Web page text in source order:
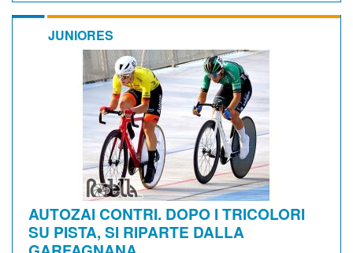
JUNIORES
AUTOZAI CONTRI. DOPO I TRICOLORI
SU PISTA, SI RIPARTE DALLA